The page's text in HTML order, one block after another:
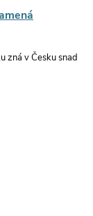
zná v Česku snad